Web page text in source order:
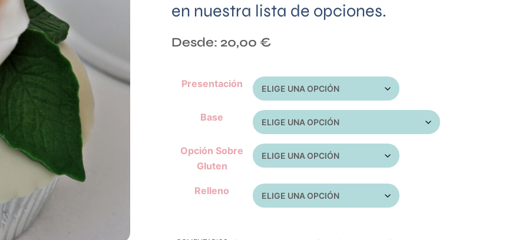
en nuestra lista de opciones.
Desde: 20,00 €
Presentación
Base
Opción Sobre
Gluten
Relleno